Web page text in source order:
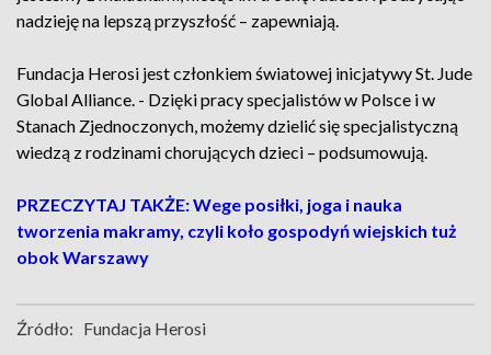
nadzieję na lepszą przyszłość – zapewniają.
Fundacja Herosi jest członkiem światowej inicjatywy St. Jude
Global Alliance. - Dzięki pracy specjalistów w Polsce i w
Stanach Zjednoczonych, możemy dzielić się specjalistyczną
wiedzą z rodzinami chorujących dzieci – podsumowują.
PRZECZYTAJ TAKŻE: Wege posiłki, joga i nauka
tworzenia makramy, czyli koło gospodyń wiejskich tuż
obok Warszawy
Źródło: Fundacja Herosi